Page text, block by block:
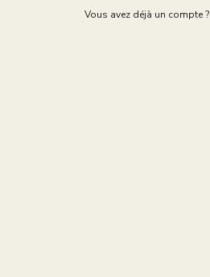
Vous avez déjà un compte ?